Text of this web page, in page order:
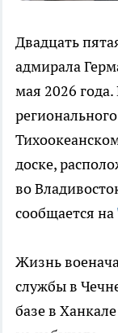
Двадцать
адмирала
мая 2026
доске,
во
сообщается на
Жизнь
службы в
базе в